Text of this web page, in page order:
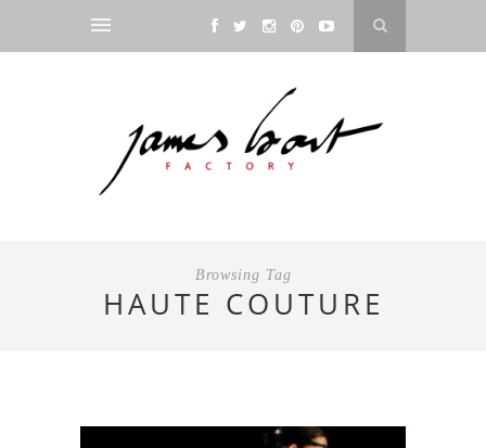
Browsing Tag
HAUTE COUTURE